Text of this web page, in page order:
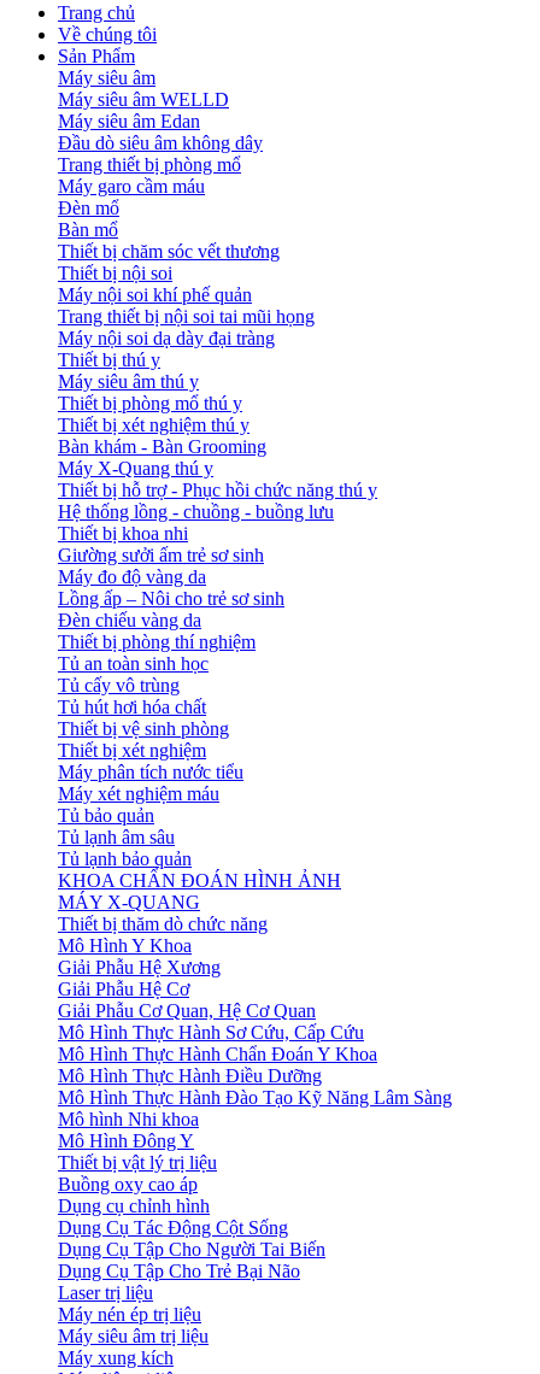
Trang chủ
Về chúng tôi
Sản Phẩm
Máy siêu âm
Máy siêu âm WELLD
Máy siêu âm Edan
Đầu dò siêu âm không dây
Trang thiết bị phòng mổ
Máy garo cầm máu
Đèn mổ
Bàn mổ
Thiết bị chăm sóc vết thương
Thiết bị nội soi
Máy nội soi khí phế quản
Trang thiết bị nội soi tai mũi họng
Máy nội soi dạ dày đại tràng
Thiết bị thú y
Máy siêu âm thú y
Thiết bị phòng mổ thú y
Thiết bị xét nghiệm thú y
Bàn khám - Bàn Grooming
Máy X-Quang thú y
Thiết bị hỗ trợ - Phục hồi chức năng thú y
Hệ thống lồng - chuồng - buồng lưu
Thiết bị khoa nhi
Giường sưởi ấm trẻ sơ sinh
Máy đo độ vàng da
Lồng ấp – Nôi cho trẻ sơ sinh
Đèn chiếu vàng da
Thiết bị phòng thí nghiệm
Tủ an toàn sinh học
Tủ cấy vô trùng
Tủ hút hơi hóa chất
Thiết bị vệ sinh phòng
Thiết bị xét nghiệm
Máy phân tích nước tiểu
Máy xét nghiệm máu
Tủ bảo quản
Tủ lạnh âm sâu
Tủ lạnh bảo quản
KHOA CHẨN ĐOÁN HÌNH ẢNH
MÁY X-QUANG
Thiết bị thăm dò chức năng
Mô Hình Y Khoa
Giải Phẫu Hệ Xương
Giải Phẫu Hệ Cơ
Giải Phẫu Cơ Quan, Hệ Cơ Quan
Mô Hình Thực Hành Sơ Cứu, Cấp Cứu
Mô Hình Thực Hành Chẩn Đoán Y Khoa
Mô Hình Thực Hành Điều Dưỡng
Mô Hình Thực Hành Đào Tạo Kỹ Năng Lâm Sàng
Mô hình Nhi khoa
Mô Hình Đông Y
Thiết bị vật lý trị liệu
Buồng oxy cao áp
Dụng cụ chỉnh hình
Dụng Cụ Tác Động Cột Sống
Dụng Cụ Tập Cho Người Tai Biến
Dụng Cụ Tập Cho Trẻ Bại Não
Laser trị liệu
Máy nén ép trị liệu
Máy siêu âm trị liệu
Máy xung kích